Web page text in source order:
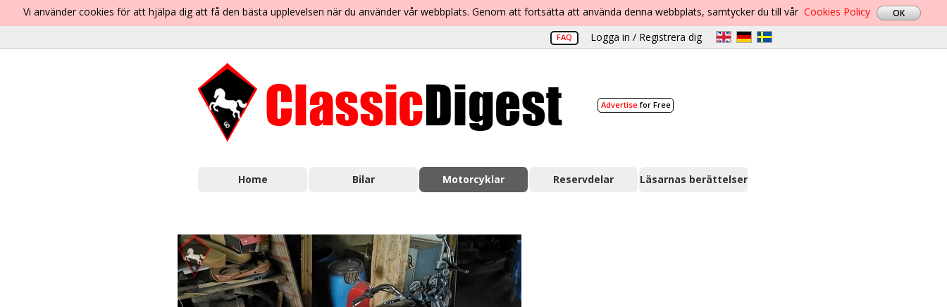
Vi använder cookies för att hjälpa dig att få den bästa upplevelsen när du använder vår webbplats. Genom att fortsätta att använda denna webbplats, samtycker du till vår Cookies Policy
FAQ Logga in / Registrera dig
Advertisefor Free
Home Bilar Motorcyklar Reservdelar Läsarnas berättelser